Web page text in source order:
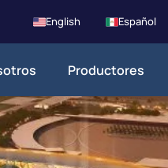
English Español
Productores